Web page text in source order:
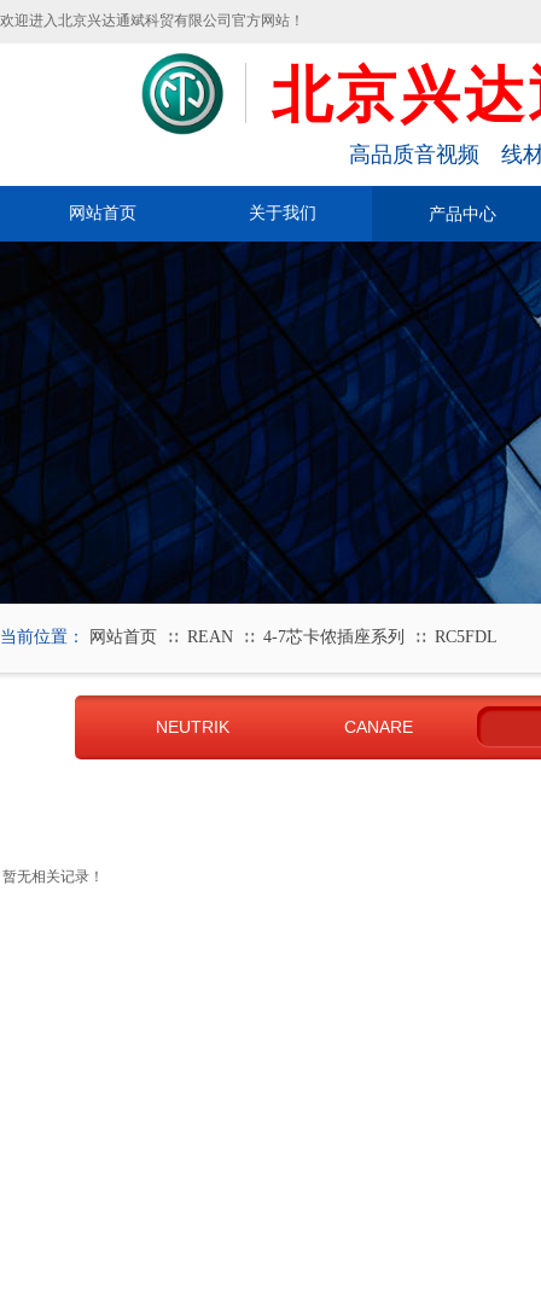
欢迎进入北京兴达通斌科贸有限公司官方网站！
北京兴
高品质音视频 线
网站首页 关于我们 产品中心
当前位置： 网站首页 ∷ REAN ∷ 4-7芯卡侬插座系列 ∷ RC5FDL
NEUTRIK CANARE
暂无相关记录！